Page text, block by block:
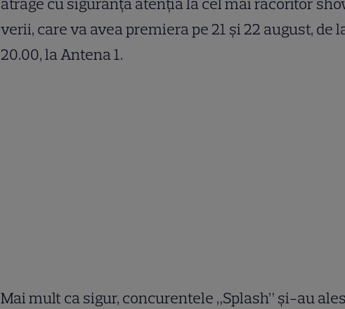
atrage cu siguranță atenția la cel mai răcoritor
verii, care va avea premiera pe 21 și 22 august, de
20.00, la Antena 1.
Mai mult ca sigur, concurentele „Splash” și-au ales